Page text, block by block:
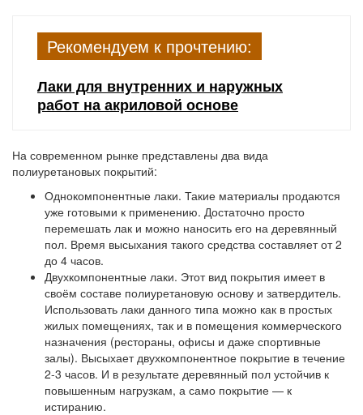
Рекомендуем к прочтению:
Лаки для внутренних и наружных
работ на акриловой основе
На современном рынке представлены два вида
полиуретановых покрытий:
Однокомпонентные лаки. Такие материалы продаются
уже готовыми к применению. Достаточно просто
перемешать лак и можно наносить его на деревянный
пол. Время высыхания такого средства составляет от 2
до 4 часов.
Двухкомпонентные лаки. Этот вид покрытия имеет в
своём составе полиуретановую основу и затвердитель.
Использовать лаки данного типа можно как в простых
жилых помещениях, так и в помещения коммерческого
назначения (рестораны, офисы и даже спортивные
залы). Высыхает двухкомпонентное покрытие в течение
2-3 часов. И в результате деревянный пол устойчив к
повышенным нагрузкам, а само покрытие — к
истиранию.